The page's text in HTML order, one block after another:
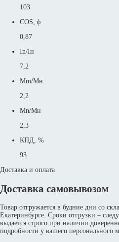
103
COS, ϕ
0,87
In/Iн
7,2
Mm/Mн
2,2
Mn/Mн
2,3
КПД, %
93
Доставка и оплата
Доставка самовывозом
Товар отгружается в будние дни со
Екатеринбурге. Сроки отгрузки –
выдается строго при наличии
подробности у вашего персонального